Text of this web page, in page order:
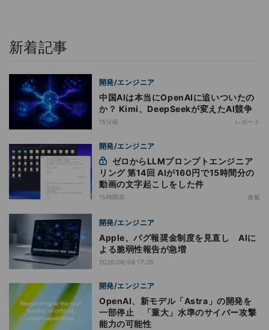
新着記事
開発/エンジニア
中国AIは本当にOpenAIに追いついたの
か？ Kimi、DeepSeekが変えたAI競争
15分前 レポート
開発/エンジニア
リング 第14回 AIが160円で15時間分の
動画の文字起こしをした件
15時間前 連載
開発/エンジニア
Apple、バグ報奨金制度を見直し AIに
よる脆弱性報告が急増
2026/08/08 17:05
開発/エンジニア
OpenAI、新モデル「Astra」の開発を
一部停止 「重大」水準のサイバー攻撃
能力の可能性